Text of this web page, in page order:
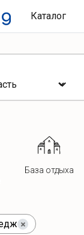
Каталог
База отдыха